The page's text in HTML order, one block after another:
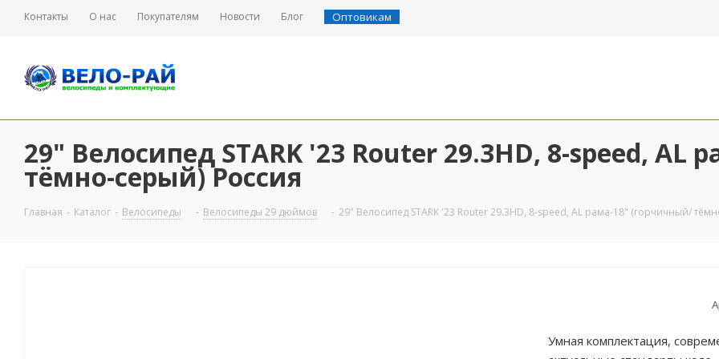
Контакты О нас Покупателям Новости Блог Оптовикам
29" Велосипед STARK '23 Router 29.3HD, 8-speed,
тёмно-серый) Россия
Главная - Каталог - Велосипеды - Велосипеды 29 дюймов - 29" Велосипед STARK '23 Router 29.3HD, 8-speed, AL рама-18" (горчичный/
Умная комплектация,